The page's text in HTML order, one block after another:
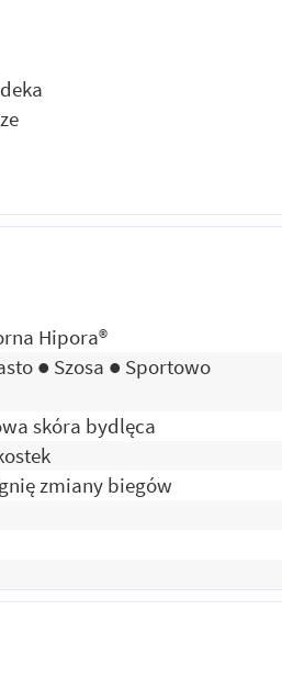
Hipora®
● Szosa ● Sportowo
skóra bydlęca
zmiany biegów